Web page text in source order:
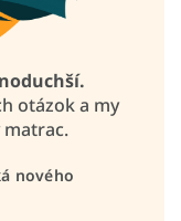
otázok a my
matrac.
nového